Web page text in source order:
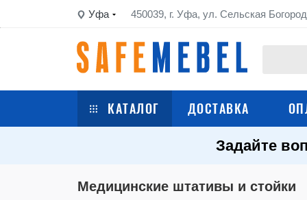
Уфа 450039, г. Уфа, ул. Сельская
КАТАЛОГ
Шкафы металлические
ДОСТАВКА
Задайте
Медицинские штативы и стойки